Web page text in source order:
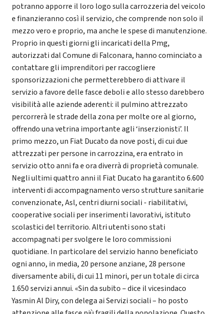
potranno apporre il loro logo sulla carrozzeria del veicolo
e finanzieranno così il servizio, che comprende non solo il
mezzo vero e proprio, ma anche le spese di manutenzione.
Proprio in questi giorni gli incaricati della Pmg,
autorizzati dal Comune di Falconara, hanno cominciato a
contattare gli imprenditori per raccogliere
sponsorizzazioni che permetterebbero di attivare il
servizio a favore delle fasce deboli e allo stesso darebbero
visibilità alle aziende aderenti: il pulmino attrezzato
percorrerà le strade della zona per molte ore al giorno,
offrendo una vetrina importante agli ‘inserzionisti’. Il
primo mezzo, un Fiat Ducato da nove posti, di cui due
attrezzati per persone in carrozzina, era entrato in
servizio otto anni fa e ora diverrà di proprietà comunale.
Negli ultimi quattro anni il Fiat Ducato ha garantito 6.600
interventi di accompagnamento verso strutture sanitarie
convenzionate, Asl, centri diurni sociali - riabilitativi,
cooperative sociali per inserimenti lavorativi, istituto
scolastici del territorio. Altri utenti sono stati
accompagnati per svolgere le loro commissioni
quotidiane. In particolare del servizio hanno beneficiato
ogni anno, in media, 20 persone anziane, 28 persone
diversamente abili, di cui 11 minori, per un totale di circa
1.650 servizi annui. «Sin da subito – dice il vicesindaco
Yasmin Al Diry, con delega ai Servizi sociali – ho posto